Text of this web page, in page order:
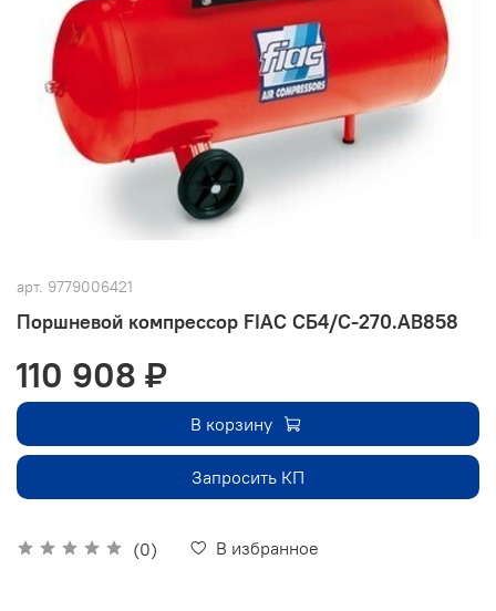
арт. 9779006421
Поршневой компрессор FIAC СБ4/С-270.AB858
(0) В избранное
110 908 ₽
В корзину
Запросить КП